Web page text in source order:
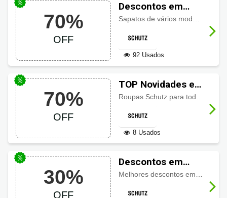
70%
OFF
Descontos em
Sapatos Schutz
92 Usados
70%
OFF
TOP Novidades em
Roupas Schutz até
8 Usados
30%
OFF
Descontos em
Bolsas Schutz até